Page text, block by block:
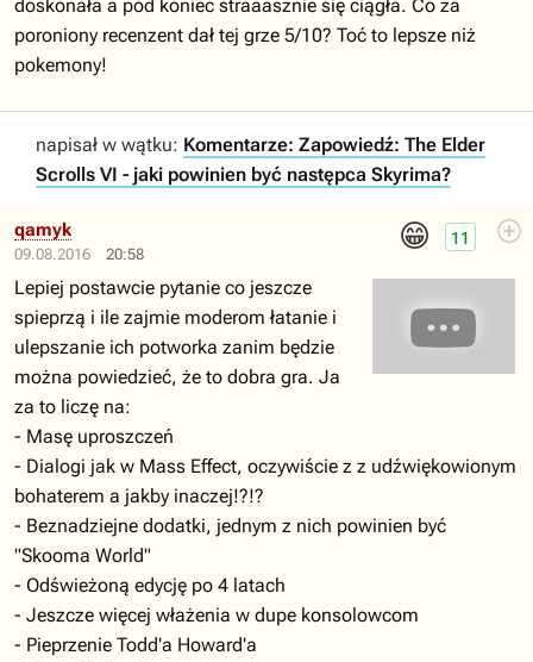
doskonała a pod koniec straaasznie się ciągła. Co za
poroniony recenzent dał tej grze 5/10? Toć to lepsze niż
pokemony!
napisał w wątku: Komentarze: Zapowiedź: The Elder
Scrolls VI - jaki powinien być następca Skyrima?
09.08.2016 20:58
😁 11
qamyk
Lepiej postawcie pytanie co jeszcze
spieprzą i ile zajmie moderom łatanie i
ulepszanie ich potworka zanim będzie
można powiedzieć, że to dobra gra. Ja
za to liczę na:
- Masę uproszczeń
- Dialogi jak w Mass Effect, oczywiście z z udźwiękowionym
bohaterem a jakby inaczej!?!?
- Beznadziejne dodatki, jednym z nich powinien być
"Skooma World"
- Odświeżoną edycję po 4 latach
- Jeszcze więcej włażenia w dupe konsolowcom
- Pieprzenie Todd'a Howard'a